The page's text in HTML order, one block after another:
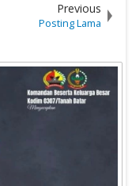
Previous
Posting Lama